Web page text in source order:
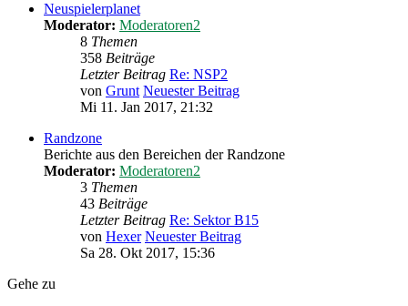
Neuspielerplanet
Moderator: Moderatoren2
8 Themen
358 Beiträge
Letzter Beitrag Re: NSP2
von Grunt Neuester Beitrag
Mi 11. Jan 2017, 21:32
Randzone
Berichte aus den Bereichen der Randzone
Moderator: Moderatoren2
3 Themen
43 Beiträge
Letzter Beitrag Re: Sektor B15
von Hexer Neuester Beitrag
Sa 28. Okt 2017, 15:36
Gehe zu